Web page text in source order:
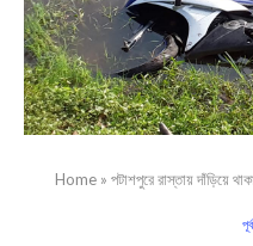
Home» পটাশপুরে রাস্তায় দাঁড়িয়ে